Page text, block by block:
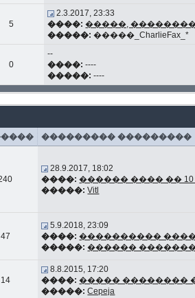
5
2.3.2017, 23:33
����: �����,
�����: �����_CharlieFax_*
0
--
����: ----
�����: ----
��������� ���������
28.9.2017, 18:02
����: ������ ���� ��
�����: Vitl
47
5.9.2018, 23:09
����: ����������
�����: ������
14
8.8.2015, 17:20
����: ����� ��������
�����: Cepeja